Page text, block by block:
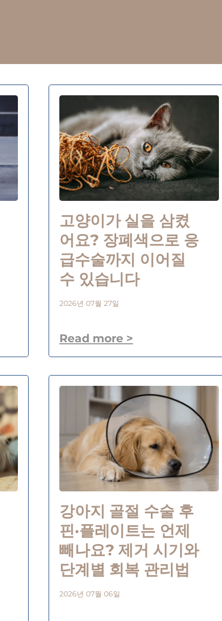
고양이가 실을 삼켰
어요? 장폐색으로 응
급수술까지 이어질
수 있습니다
2026년 07월 27일
Read more >
강아지 골절 수술 후
핀·플레이트는 언제
빼나요? 제거 시기와
단계별 회복 관리법
2026년 07월 06일